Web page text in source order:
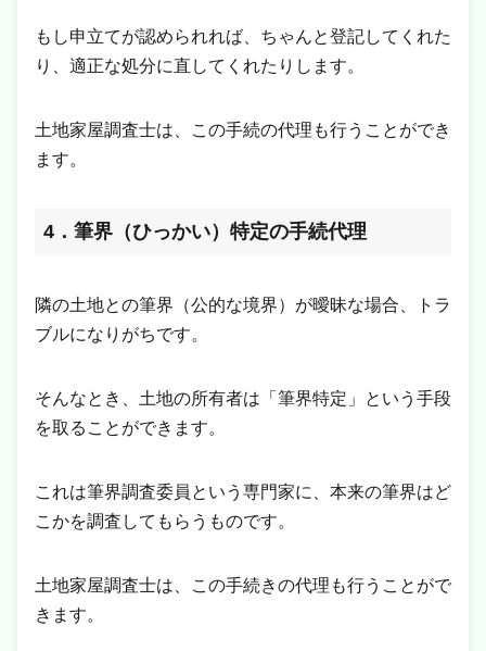
もし申立てが認められれば、ちゃんと登記してくれた
り、適正な処分に直してくれたりします。
土地家屋調査士は、この手続の代理も行うことができ
ます。
4．筆界（ひっかい）特定の手続代理
隣の土地との筆界（公的な境界）が曖昧な場合、トラ
ブルになりがちです。
そんなとき、土地の所有者は「筆界特定」という手段
を取ることができます。
これは筆界調査委員という専門家に、本来の筆界はど
こかを調査してもらうものです。
土地家屋調査士は、この手続きの代理も行うことがで
きます。